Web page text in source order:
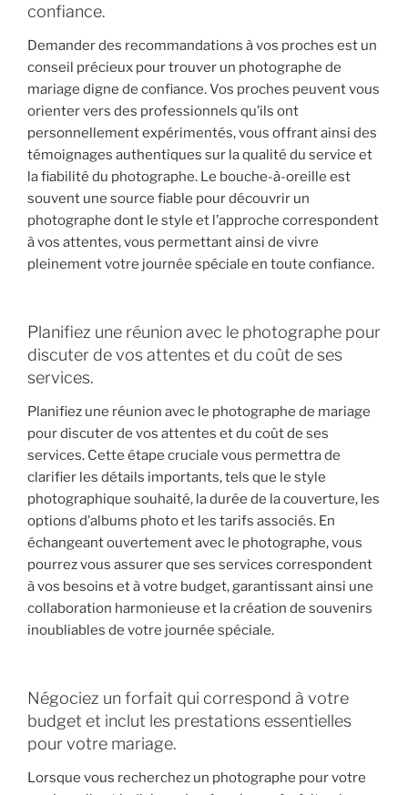
confiance.
Demander des recommandations à vos proches est un
conseil précieux pour trouver un photographe de
mariage digne de confiance. Vos proches peuvent vous
orienter vers des professionnels qu’ils ont
personnellement expérimentés, vous offrant ainsi des
témoignages authentiques sur la qualité du service et
la fiabilité du photographe. Le bouche-à-oreille est
souvent une source fiable pour découvrir un
photographe dont le style et l’approche correspondent
à vos attentes, vous permettant ainsi de vivre
pleinement votre journée spéciale en toute confiance.
Planifiez une réunion avec le photographe pour
discuter de vos attentes et du coût de ses
services.
Planifiez une réunion avec le photographe de mariage
pour discuter de vos attentes et du coût de ses
services. Cette étape cruciale vous permettra de
clarifier les détails importants, tels que le style
photographique souhaité, la durée de la couverture, les
options d’albums photo et les tarifs associés. En
échangeant ouvertement avec le photographe, vous
pourrez vous assurer que ses services correspondent
à vos besoins et à votre budget, garantissant ainsi une
collaboration harmonieuse et la création de souvenirs
inoubliables de votre journée spéciale.
Négociez un forfait qui correspond à votre
budget et inclut les prestations essentielles
pour votre mariage.
Lorsque vous recherchez un photographe pour votre